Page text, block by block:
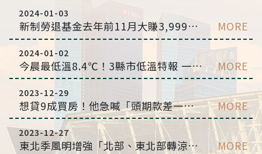
2024-01-03
新制勞退基金去年前11月大賺3,999億…勞工分紅 每人可領3.2萬元 MORE
2024-01-02
今晨最低溫8.4℃！3縣市低溫特報 一圖看一周天氣 MORE
2023-12-29
想貸9成買房！他急喊「頭期款差一點」 全場傻眼：搬進去住睡袋 MORE
2023-12-27
東北季風明增強「北部、東北部轉涼」 跨年、元旦天氣曝 MORE